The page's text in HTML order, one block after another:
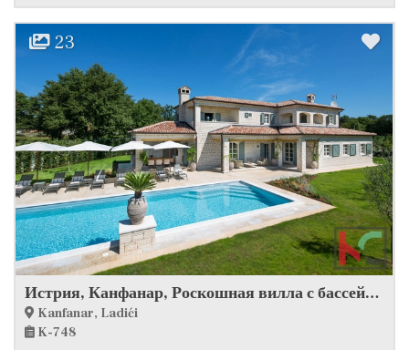
23
Истрия, Канфанар, Роскошная вилла с бассейном и спортивной площадкой
Kanfanar, Ladići
K-748